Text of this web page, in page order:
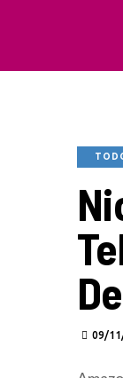
09/